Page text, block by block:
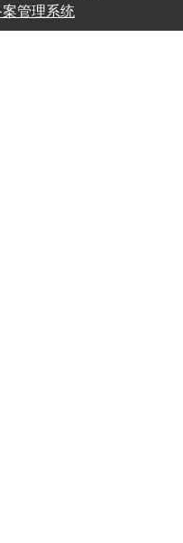
管理系统